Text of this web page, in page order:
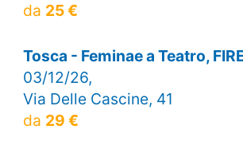
da 25 €
Tosca - Feminae a Teatro,
03/12/26,
Via Delle Cascine, 41
da 29 €